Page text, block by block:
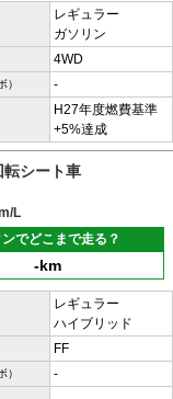
レギュラー
ガソリン
4WD
） -
H27年度燃費基準
+5%達成
シート車
L
でどこまで走る？
-km
レギュラー
ハイブリッド
FF
） -